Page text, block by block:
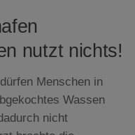
nutzt nichts!
Menschen in
Wassen
nicht